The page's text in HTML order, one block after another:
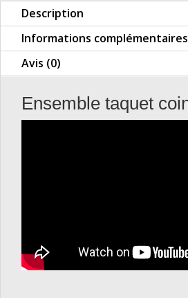
Description
Informations complémentaires
Avis (0)
Ensemble taquet